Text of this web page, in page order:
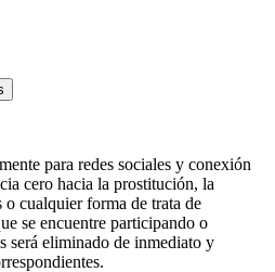
para redes sociales y conexión
cero hacia la prostitución, la
cualquier forma de trata de
se encuentre participando o
será eliminado de inmediato y